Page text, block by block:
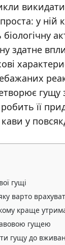
у
біологічну
здатне
гущу
її
у
гущі
варто
краще
гущею
гущу до